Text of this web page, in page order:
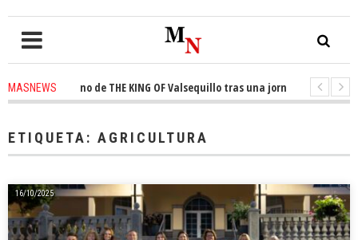
MASNEWS
de THE KING OF Valsequillo tras una jornada de baloncesto
ETIQUETA: AGRICULTURA
16/10/2025